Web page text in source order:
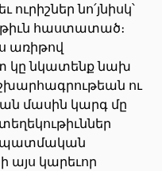
ուրիշներ նո՛յնիսկ՝
հաստատած։
առիթով
կը նկատենք նախ
ու
մասին կարգ մը
պատմական
այս կարեւոր